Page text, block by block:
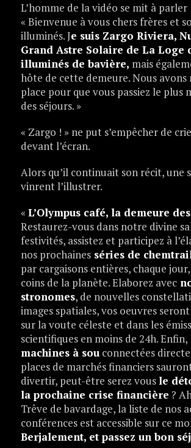
L’homme de la vidéo se mit à
« Bienvenue à vous chers frères et
illuminés. Je suis Zargo Riviera,
Grand Astre Solaire de La Loge
illuminés de bavière, mais
hôte de cette demeure. Nous
place pour que vous passiez le plus
des séjours. »
« Zargo ! » ne put s’empêcher de
devant l’écran.
Alors qu’il continuait son récit, une
vinrent l’illustrer.
« L’Olympus café, la demeure
Restaurez-vous dans notre divine
festivités, assistez et participez à
nos prochainesséries de
par cargaisons entières, chaque
coins de la planète. Elaborez avec
stronomes, de nouvelles
images spatiales, vos oeuvres
sur la voute céleste et dans les
scientifiques en moins de 24h. Enfin,
machines à souconnectées
places de marchés financiers
divertir, peut-être serez vousle
la prochaine crise financière ?
Trêve de bavardage, la liste de nos
conférences est accessible sur ce
Berjalement, et passez un bon